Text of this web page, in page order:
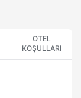
OTEL
KOŞULLARI